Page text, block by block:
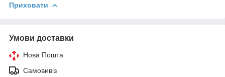
Приховати
Умови доставки
Нова Пошта
Самовивіз